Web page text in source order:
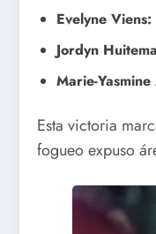
Evelyne Viens:
Jordyn
Marie-
Esta victoria
fogueo expuso